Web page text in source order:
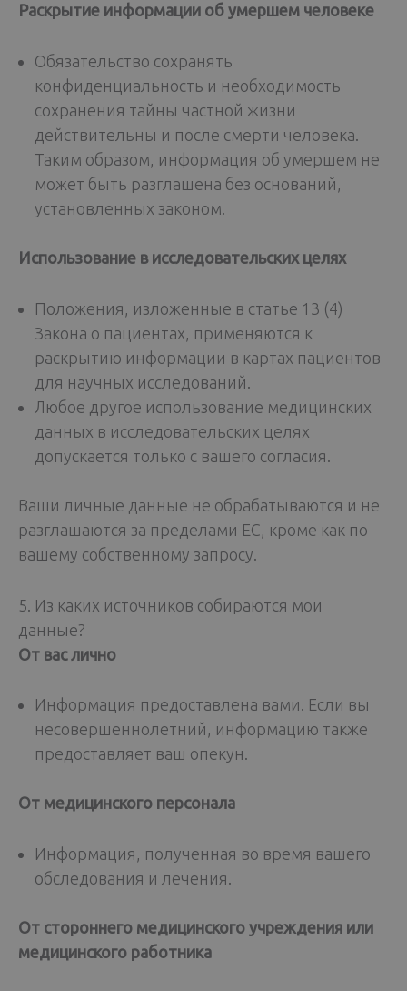
Раскрытие информации об умершем человеке
Обязательство сохранять
конфиденциальность и необходимость
сохранения тайны частной жизни
действительны и после смерти человека.
Таким образом, информация об умершем не
может быть разглашена без оснований,
установленных законом.
Использование в исследовательских целях
Положения, изложенные в статье 13 (4)
Закона о пациентах, применяются к
раскрытию информации в картах пациентов
для научных исследований.
Любое другое использование медицинских
данных в исследовательских целях
допускается только с вашего согласия.
Ваши личные данные не обрабатываются и не
разглашаются за пределами ЕС, кроме как по
вашему собственному запросу.
5. Из каких источников собираются мои
данные?
От вас лично
Информация предоставлена вами. Если вы
несовершеннолетний, информацию также
предоставляет ваш опекун.
От медицинского персонала
Информация, полученная во время вашего
обследования и лечения.
От стороннего медицинского учреждения или
медицинского работника